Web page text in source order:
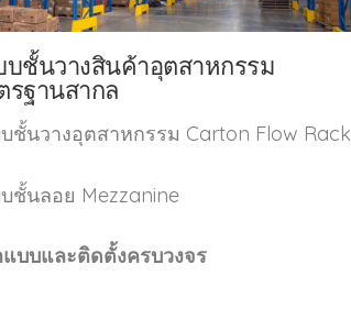
บชั้นวางสินค้าอุตสาหกรรม
รฐานสากล
ชั้นวางอุตสาหกรรม Carton Flow Rack
ชั้นลอย Mezzanine
บบและติดตั้งครบวงจร